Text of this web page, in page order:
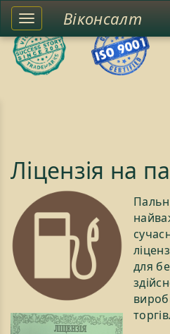
Toggle
left
sidebar
Віконсалт
Ліцензія на
для